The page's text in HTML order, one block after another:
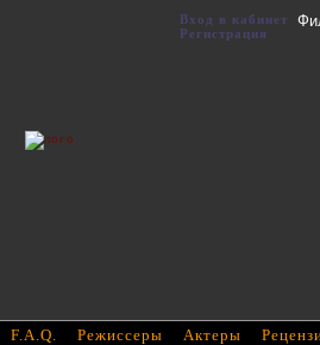
F.A.Q. Режиссеры Актеры
Вход в кабинет
Регистрация